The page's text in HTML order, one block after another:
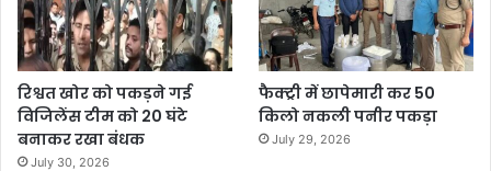
रिश्वत खोर को पकड़ने गई
विजिलेंस टीम को 20 घंटे
बनाकर रखा बंधक
July 30, 2026
फैक्ट्री में छापेमारी कर 50
किलो नकली पनीर पकड़ा
July 29, 2026